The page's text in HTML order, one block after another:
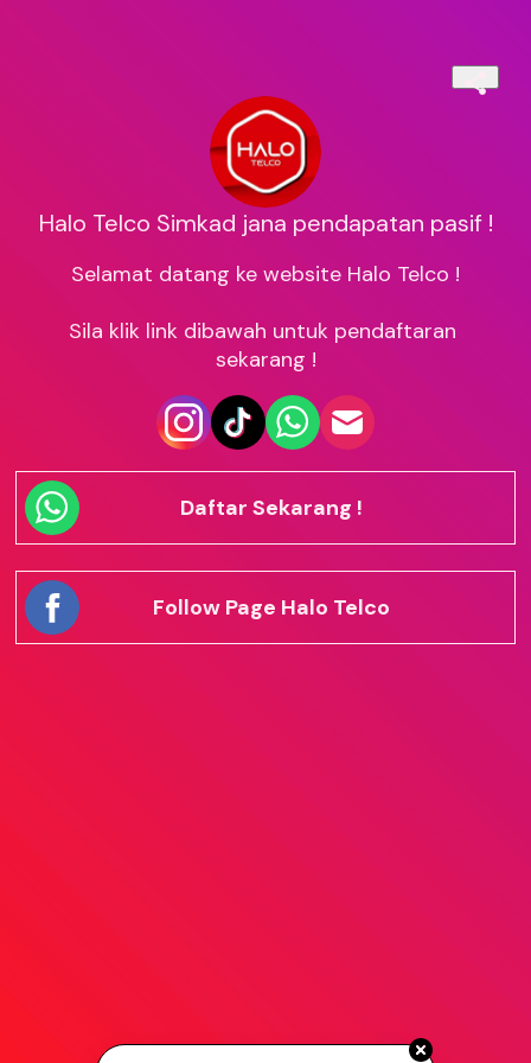
Halo Telco Simkad jana pendapatan pasif !
Selamat datang ke website Halo Telco !
Sila klik link dibawah untuk pendaftaran
sekarang !
Daftar Sekarang !
Follow Page Halo Telco